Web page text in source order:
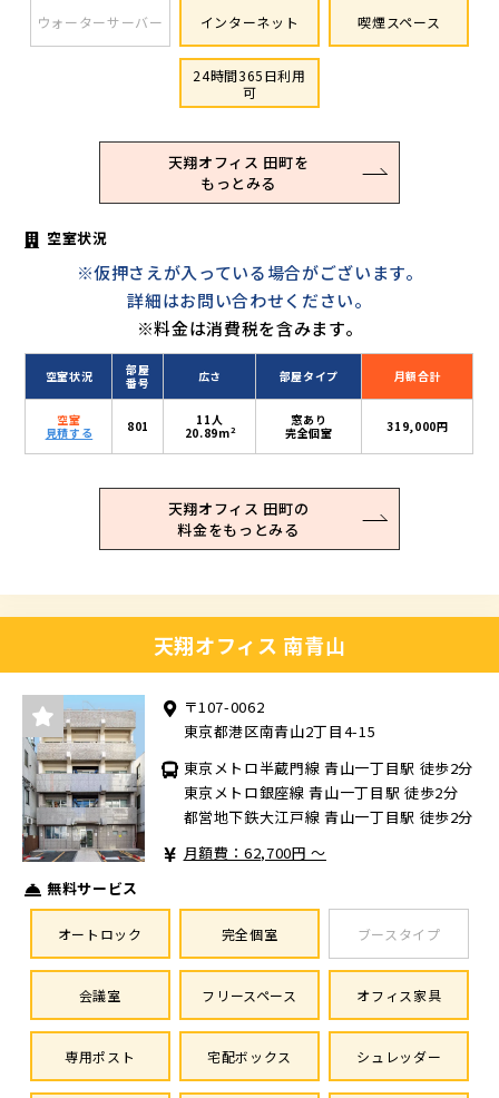
ウォーターサーバー インターネット 喫煙スペース
24時間365日利用
可
天翔オフィス 田町を
もっとみる
空室状況
※仮押さえが入っている場合がございます。
詳細はお問い合わせください。
※料金は消費税を含みます。
空室状況
部屋
番号
広さ 部屋タイプ 月額合計
空室
見積する
801
11人
20.89m2
窓あり
完全個室
319,000円
天翔オフィス 田町の
料金をもっとみる
天翔オフィス 南青山
〒107-0062
東京都港区南青山2丁目4-15
東京メトロ半蔵門線 青山一丁目駅 徒歩2分
東京メトロ銀座線 青山一丁目駅 徒歩2分
都営地下鉄大江戸線 青山一丁目駅 徒歩2分
月額費：62,700円 ～
無料サービス
オートロック 完全個室 ブースタイプ
会議室 フリースペース オフィス家具
専用ポスト 宅配ボックス シュレッダー